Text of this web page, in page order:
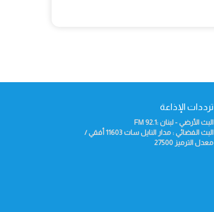
ترددات الإذاعة
البث الأرضي - لبنان :92.1
FM
البث الفضائي : مدار النايل سات 11603 أفقي /
معدل الترميز 27500